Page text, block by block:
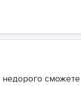
сможете